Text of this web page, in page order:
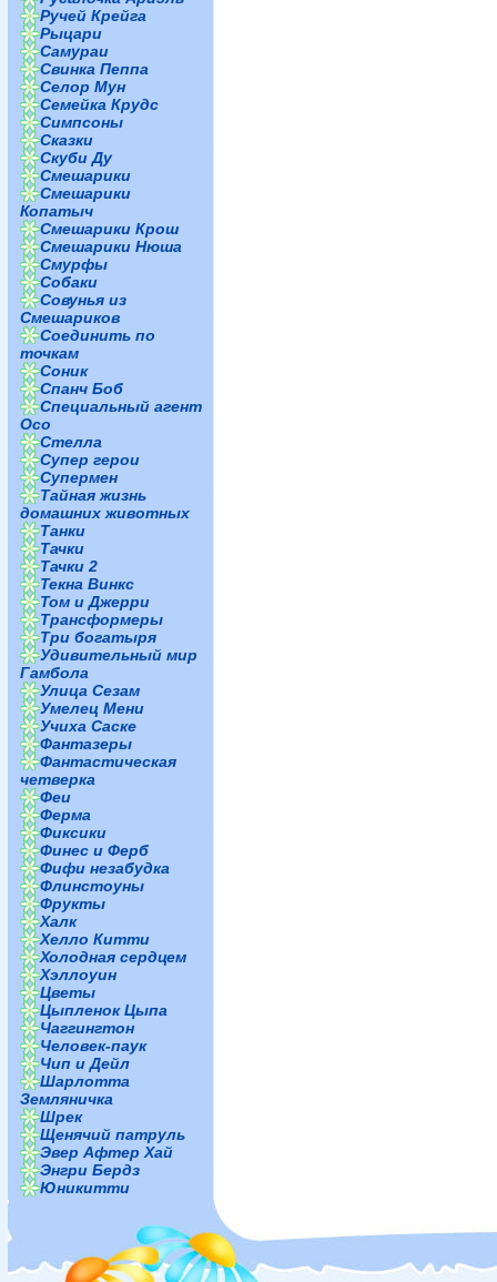
Ручей Крейга
Рыцари
Самураи
Свинка Пеппа
Селор Мун
Семейка Крудс
Симпсоны
Сказки
Скуби Ду
Смешарики
Смешарики
Копатыч
Смешарики Крош
Смешарики Нюша
Смурфы
Собаки
Совунья из
Смешариков
Соединить по
точкам
Соник
Спанч Боб
Специальный агент
Осо
Стелла
Супер герои
Супермен
Тайная жизнь
домашних животных
Танки
Тачки
Тачки 2
Текна Винкс
Том и Джерри
Трансформеры
Три богатыря
Удивительный мир
Гамбола
Улица Сезам
Умелец Мени
Учиха Саске
Фантазеры
Фантастическая
четверка
Феи
Ферма
Фиксики
Финес и Ферб
Фифи незабудка
Флинстоуны
Фрукты
Халк
Хелло Китти
Холодная сердцем
Хэллоуин
Цветы
Цыпленок Цыпа
Чаггингтон
Человек-паук
Чип и Дейл
Шарлотта
Земляничка
Шрек
Щенячий патруль
Эвер Афтер Хай
Энгри Бердз
Юникитти